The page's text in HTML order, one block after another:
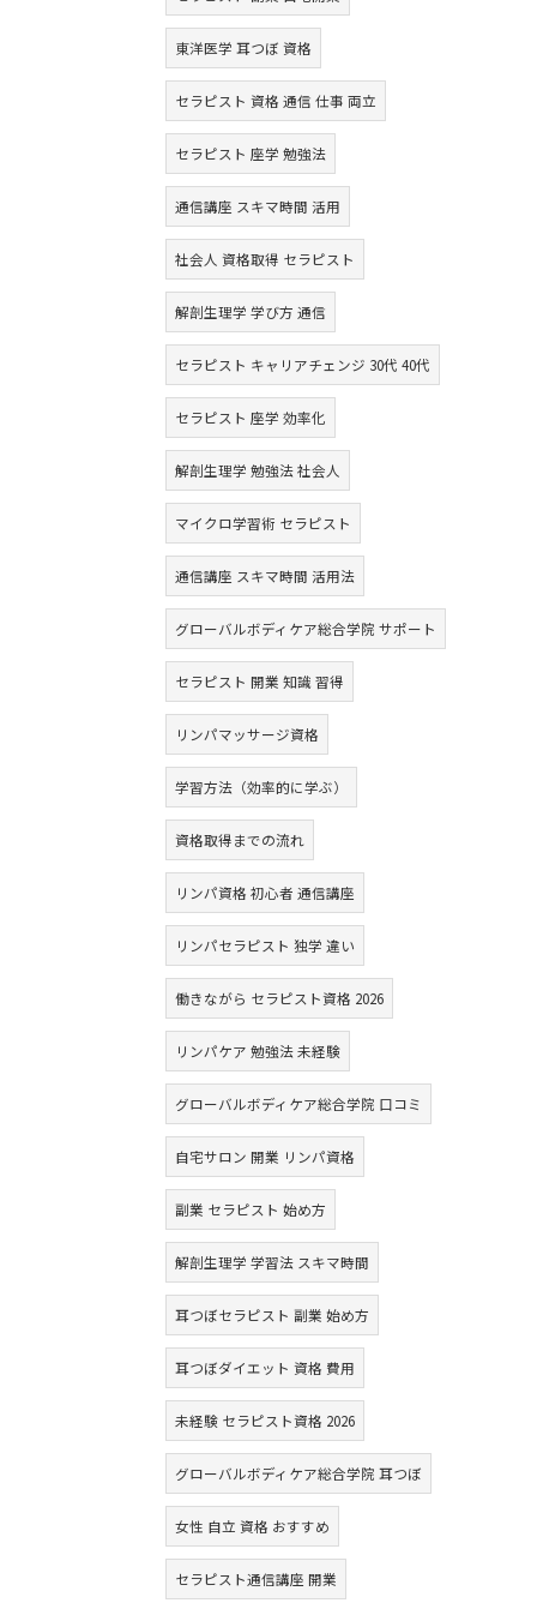
東洋医学 耳つぼ 資格
セラピスト 資格 通信 仕事 両立
セラピスト 座学 勉強法
通信講座 スキマ時間 活用
社会人 資格取得 セラピスト
解剖生理学 学び方 通信
セラピスト キャリアチェンジ 30代 40代
セラピスト 座学 効率化
解剖生理学 勉強法 社会人
マイクロ学習術 セラピスト
通信講座 スキマ時間 活用法
グローバルボディケア総合学院 サポート
セラピスト 開業 知識 習得
リンパマッサージ資格
学習方法（効率的に学ぶ）
資格取得までの流れ
リンパ資格 初心者 通信講座
リンパセラピスト 独学 違い
働きながら セラピスト資格 2026
リンパケア 勉強法 未経験
グローバルボディケア総合学院 口コミ
自宅サロン 開業 リンパ資格
副業 セラピスト 始め方
解剖生理学 学習法 スキマ時間
耳つぼセラピスト 副業 始め方
耳つぼダイエット 資格 費用
未経験 セラピスト資格 2026
グローバルボディケア総合学院 耳つぼ
女性 自立 資格 おすすめ
セラピスト通信講座 開業